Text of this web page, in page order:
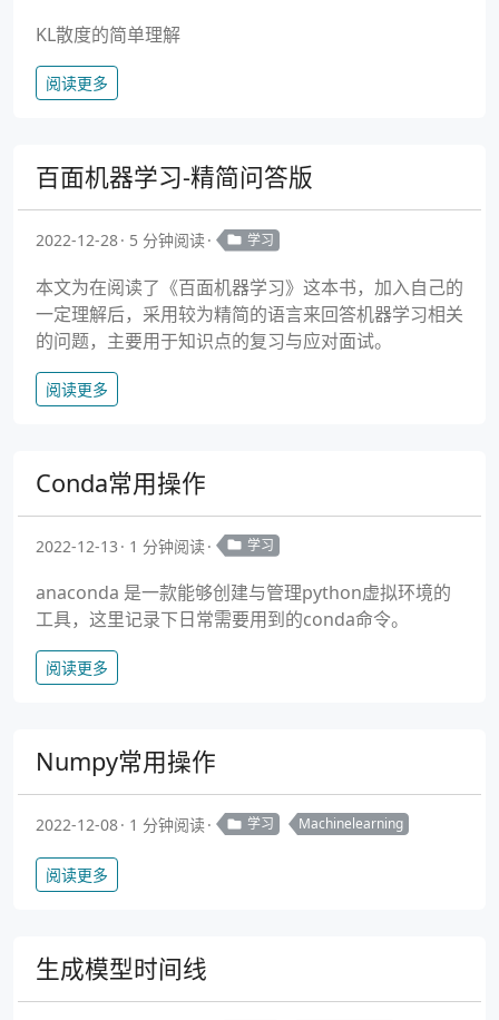
KL散度的简单理解
阅读更多
百面机器学习-精简问答版
2022-12-28 5 分钟阅读 学习
本文为在阅读了《百面机器学习》这本书，加入自己的
一定理解后，采用较为精简的语言来回答机器学习相关
的问题，主要用于知识点的复习与应对面试。
阅读更多
Conda常用操作
2022-12-13 1 分钟阅读 学习
anaconda 是一款能够创建与管理python虚拟环境的
工具，这里记录下日常需要用到的conda命令。
阅读更多
Numpy常用操作
2022-12-08 1 分钟阅读 学习 Machinelearning
阅读更多
生成模型时间线